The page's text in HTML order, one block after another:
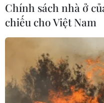
Chính sách nhà ở
chiếu cho Việt Nam